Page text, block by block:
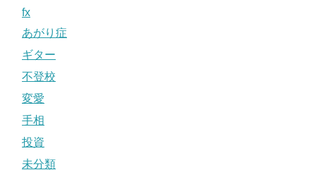
fx
あがり症
ギター
不登校
変愛
手相
投資
未分類